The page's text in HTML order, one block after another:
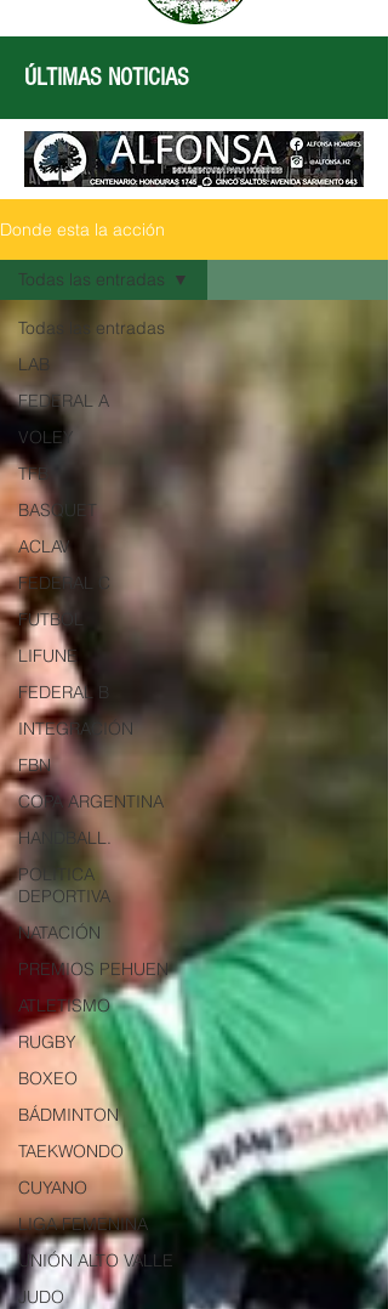
ÚLTIMAS NOTICIAS
Donde esta la acción
Todas las entradas
LAB
FEDERAL A
VOLEY
TFB
BASQUET
ACLAV
FEDERAL C
FUTBOL
LIFUNE
FEDERAL B
INTEGRACIÓN
FBN
COPA ARGENTINA
HANDBALL.
POLITICA
DEPORTIVA
NATACIÓN
PREMIOS PEHUEN
ATLETISMO
RUGBY
BOXEO
BÁDMINTON
TAEKWONDO
CUYANO
LIGA FEMENINA
UNIÓN ALTO VALLE
JUDO
Todas las entradas